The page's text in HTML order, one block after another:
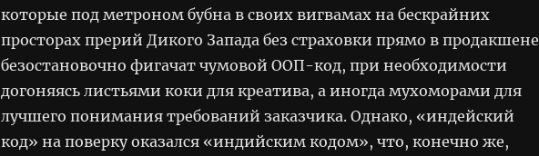
которые под метроном бубна в своих вигвамах на бескрайних
просторах прерий Дикого Запада без страховки прямо в продакшене
безостановочно фигачат чумовой ООП-код, при необходимости
догоняясь листьями коки для креатива, а иногда мухоморами для
лучшего понимания требований заказчика. Однако, «индейский
код» на поверку оказался «индийским кодом», что, конечно же,